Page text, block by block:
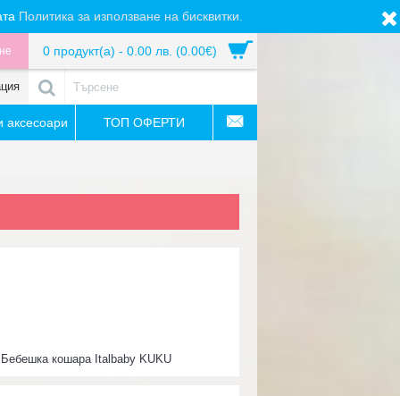
Политика за използване на бисквитки.
0 продукт(а) - 0.00 лв. (0.00€)
ТОП ОФЕРТИ
Бебешка кошара Italbaby KUKU